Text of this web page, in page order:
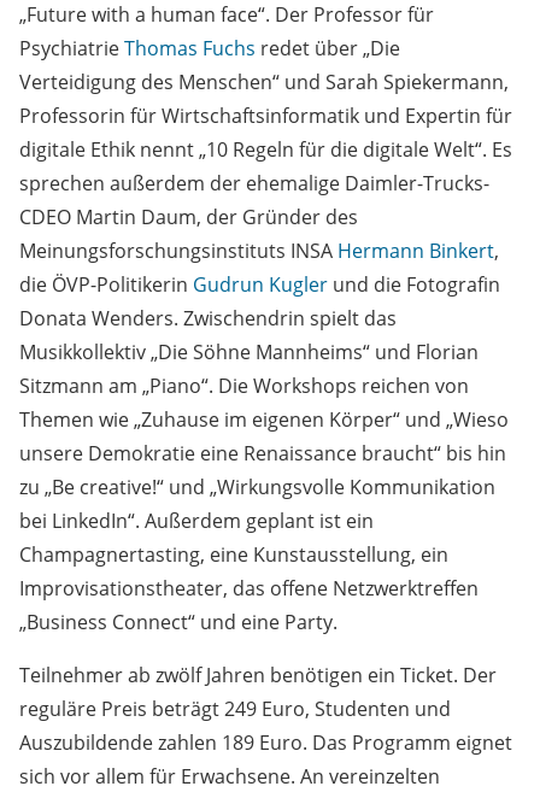
„Future with a human face“. Der Professor für
PsychiatrieThomas Fuchs redet über „Die
Verteidigung des Menschen“ und Sarah Spiekermann,
Professorin für Wirtschaftsinformatik und Expertin für
digitale Ethik nennt „10 Regeln für die digitale Welt“. Es
sprechen außerdem der ehemalige Daimler-Trucks-
CDEO Martin Daum, der Gründer des
Meinungsforschungsinstituts INSA Hermann Binkert,
die ÖVP-Politikerin Gudrun Kugler und die Fotografin
Donata Wenders. Zwischendrin spielt das
Musikkollektiv „Die Söhne Mannheims“ und Florian
Sitzmann am „Piano“. Die Workshops reichen von
Themen wie „Zuhause im eigenen Körper“ und „Wieso
unsere Demokratie eine Renaissance braucht“ bis hin
zu „Be creative!“ und „Wirkungsvolle Kommunikation
bei LinkedIn“. Außerdem geplant ist ein
Champagnertasting, eine Kunstausstellung, ein
Improvisationstheater, das offene Netzwerktreffen
„Business Connect“ und eine Party.
Teilnehmer ab zwölf Jahren benötigen ein Ticket. Der
reguläre Preis beträgt 249 Euro, Studenten und
Auszubildende zahlen 189 Euro. Das Programm eignet
sich vor allem für Erwachsene. An vereinzelten